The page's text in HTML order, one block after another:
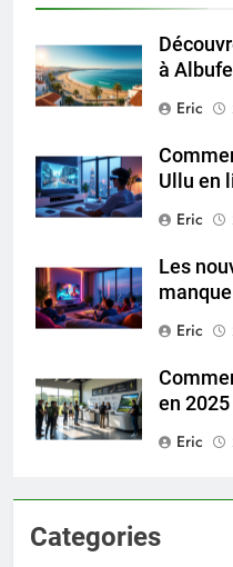
à
Eric
Ullu en
Eric
Les
Eric
en 2025
Eric
Categories